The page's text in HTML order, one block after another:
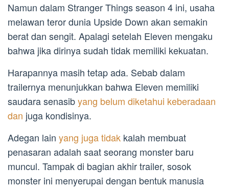
Namun dalam Stranger Things season 4 ini, usaha
melawan teror dunia Upside Down akan semakin
berat dan sengit. Apalagi setelah Eleven mengaku
bahwa jika dirinya sudah tidak memiliki kekuatan.
Harapannya masih tetap ada. Sebab dalam
trailernya menunjukkan bahwa Eleven memiliki
saudara senasibyang belum diketahui keberadaan
dan juga kondisinya.
Adegan lain yang juga tidak kalah membuat
penasaran adalah saat seorang monster baru
muncul. Tampak di bagian akhir trailer, sosok
monster ini menyerupai dengan bentuk manusia